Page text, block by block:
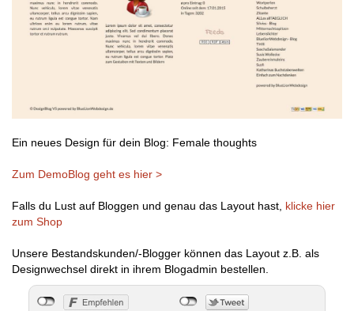
Ein neues Design für dein Blog: Female thoughts
Zum DemoBlog geht es hier >
Falls du Lust auf Bloggen und genau das Layout hast, klicke hier
zum Shop
Unsere Bestandskunden/-Blogger können das Layout z.B. als
Designwechsel direkt in ihrem Blogadmin bestellen.